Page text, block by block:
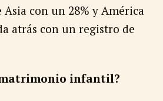
con un 28% y América
atrás con un registro de
matrimonio infantil?